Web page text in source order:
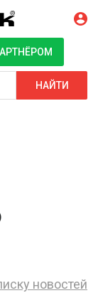
НАЙТИ
новостей